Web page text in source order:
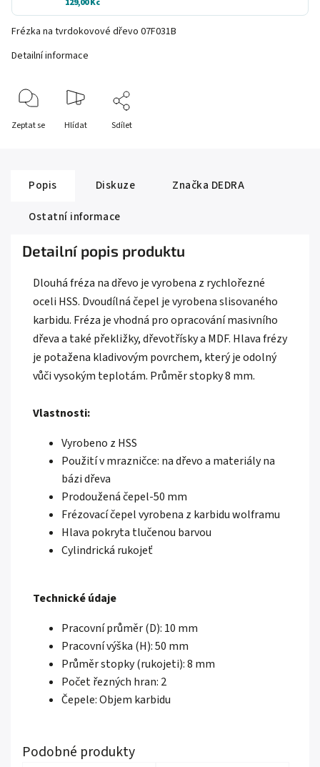
129,00 Kč
Frézka na tvrdokovové dřevo 07F031B
Detailní informace
Zeptat se Hlídat Sdílet
Popis Diskuze Značka DEDRA
Ostatní informace
Detailní popis produktu
Dlouhá fréza na dřevo je vyrobena z rychlořezné
oceli HSS. Dvoudílná čepel je vyrobena slisovaného
karbidu. Fréza je vhodná pro opracování masivního
dřeva a také překližky, dřevotřísky a MDF. Hlava frézy
je potažena kladivovým povrchem, který je odolný
vůči vysokým teplotám. Průměr stopky 8 mm.
Vlastnosti:
Vyrobeno z HSS
Použití v mrazničce: na dřevo a materiály na
bázi dřeva
Prodoužená čepel-50 mm
Frézovací čepel vyrobena z karbidu wolframu
Hlava pokryta tlučenou barvou
Cylindrická rukojeť
Technické údaje
Pracovní průměr (D): 10 mm
Pracovní výška (H): 50 mm
Průměr stopky (rukojeti): 8 mm
Počet řezných hran: 2
Čepele: Objem karbidu